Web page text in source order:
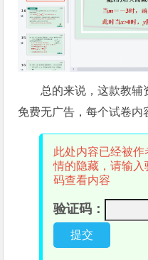
总的来说，这款教辅
免费无广告，每个试卷内
此处内容已经被作
情的隐藏，请输入
码查看内容
验证码：